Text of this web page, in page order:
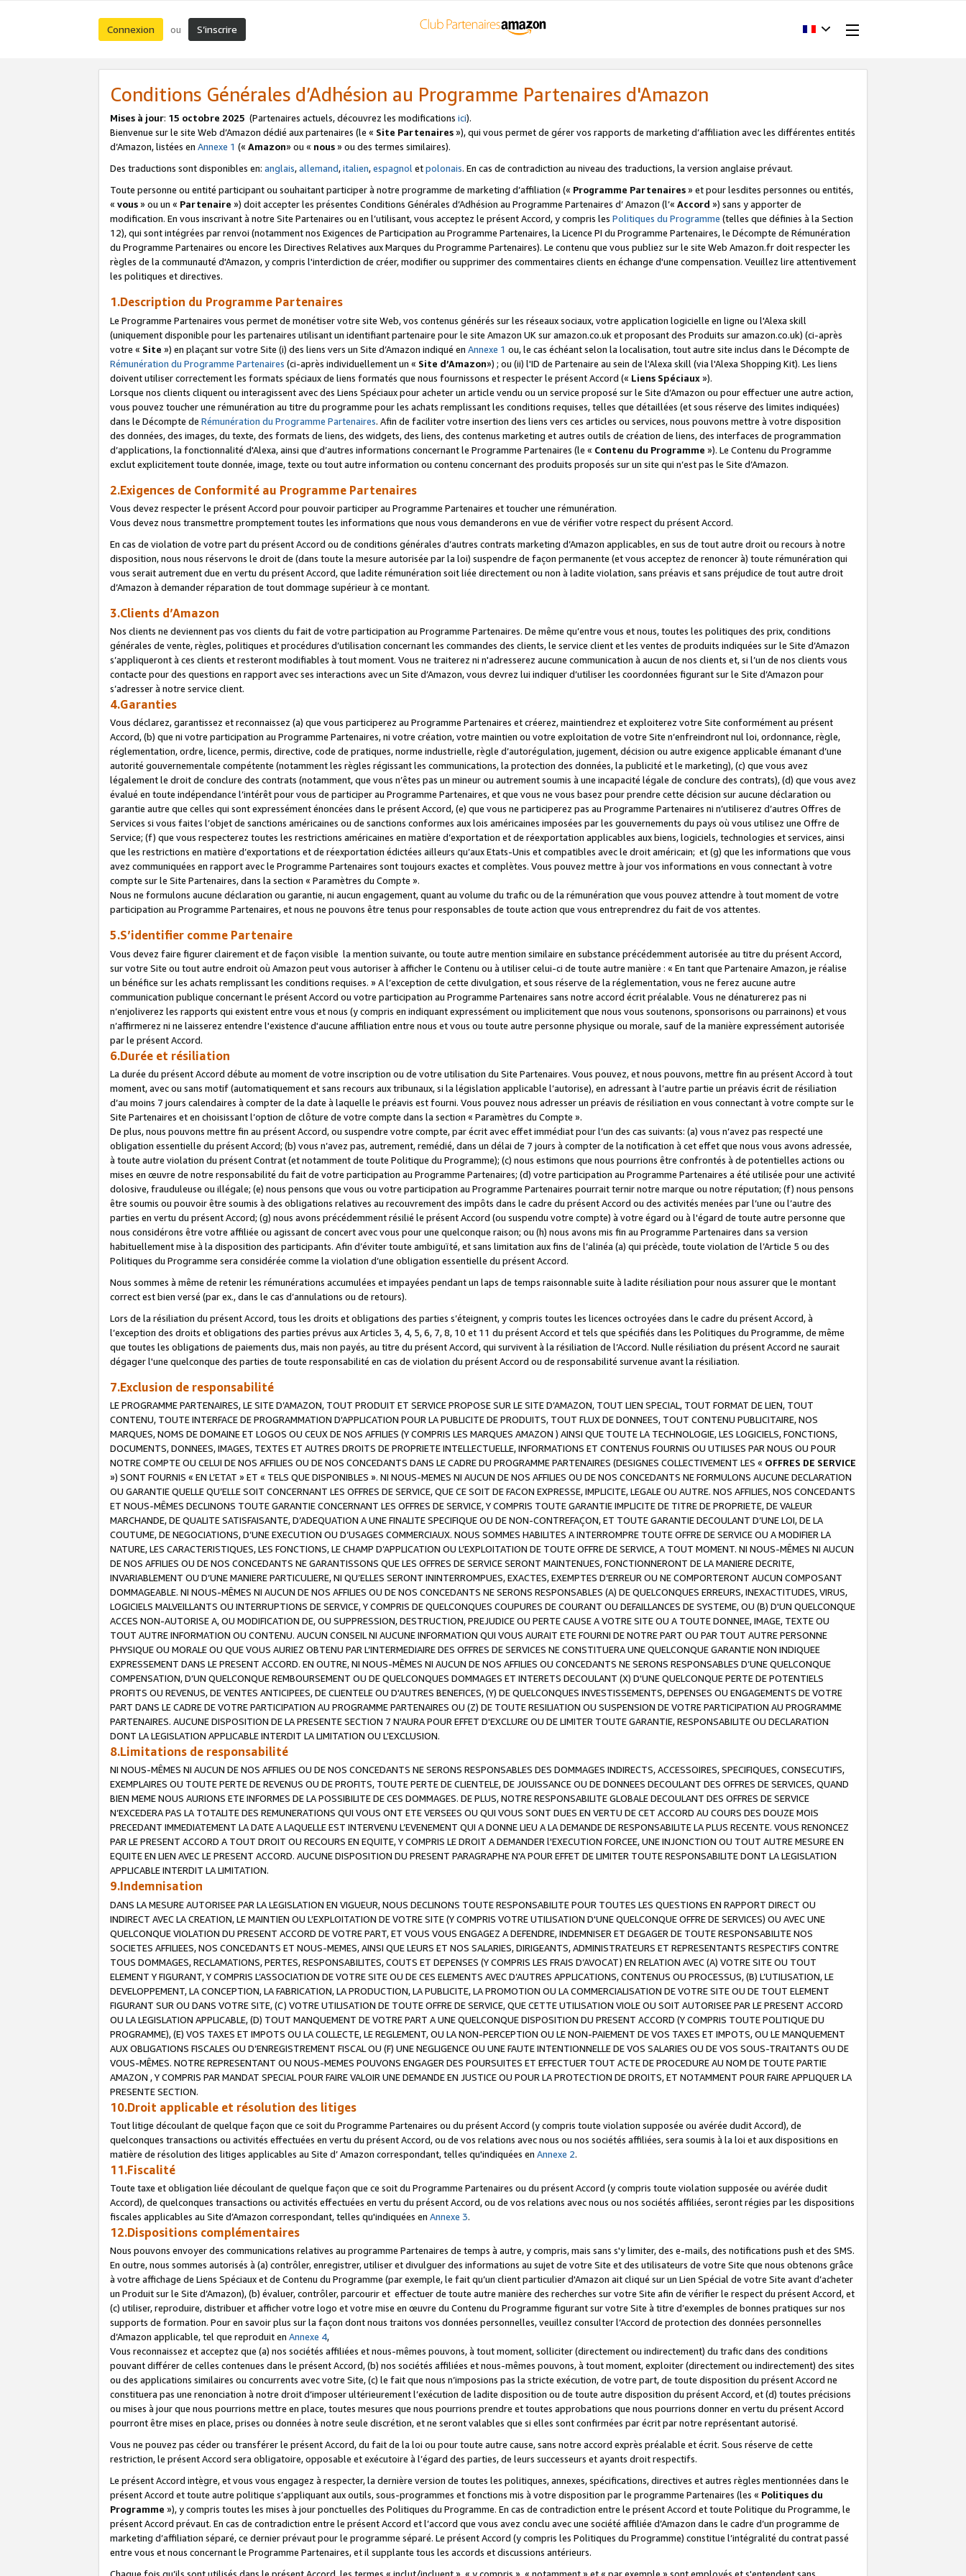
Connexion ou S’inscrire
Conditions Générales d’Adhésion au Programme Partenaires d'Amazon
Mises à jour: 15 octobre 2025 (Partenaires actuels, découvrez les modifications ici).
Bienvenue sur le site Web d’Amazon dédié aux partenaires (le « Site Partenaires»), qui vous permet de gérer vos rapports de marketing d’affiliation avec les différentes entités
d’Amazon, listées en Annexe 1 (« Amazon» ou « nous» ou des termes similaires).
Des traductions sont disponibles en: anglais,allemand,italien,espagnoletpolonais. En cas de contradiction au niveau des traductions, la version anglaise prévaut.
Toute personne ou entité participant ou souhaitant participer à notre programme de marketing d’affiliation (« Programme Partenaires» et pour lesdites personnes ou entités,
« vous» ou un « Partenaire ») doit accepter les présentes Conditions Générales d’Adhésion au Programme Partenaires d’ Amazon (l’« Accord ») sans y apporter de
modification. En vous inscrivant à notre Site Partenaires ou en l’utilisant, vous acceptez le présent Accord, y compris les Politiques du Programme (telles que définies à la Section
12), qui sont intégrées par renvoi (notamment nos Exigences de Participation au Programme Partenaires, la Licence PI du Programme Partenaires, le Décompte de Rémunération
du Programme Partenaires ou encore les Directives Relatives aux Marques du Programme Partenaires). Le contenu que vous publiez sur le site Web Amazon.fr doit respecter les
règles de la communauté d'Amazon, y compris l'interdiction de créer, modifier ou supprimer des commentaires clients en échange d'une compensation. Veuillez lire attentivement
les politiques et directives.
1.Description du Programme Partenaires
Le Programme Partenaires vous permet de monétiser votre site Web, vos contenus générés sur les réseaux sociaux, votre application logicielle en ligne ou l'Alexa skill
(uniquement disponible pour les partenaires utilisant un identifiant partenaire pour le site Amazon UK sur amazon.co.uk et proposant des Produits sur amazon.co.uk) (ci-après
votre « Site ») en plaçant sur votre Site (i) des liens vers un Site d’Amazon indiqué en Annexe 1 ou, le cas échéant selon la localisation, tout autre site inclus dans le Décompte de
Rémunération du Programme Partenaires (ci-après individuellement un « Site d’Amazon») ; ou (ii) l'ID de Partenaire au sein de l'Alexa skill (via l'Alexa Shopping Kit). Les liens
doivent utiliser correctement les formats spéciaux de liens formatés que nous fournissons et respecter le présent Accord (« Liens Spéciaux»).
Lorsque nos clients cliquent ou interagissent avec des Liens Spéciaux pour acheter un article vendu ou un service proposé sur le Site d’Amazon ou pour effectuer une autre action,
vous pouvez toucher une rémunération au titre du programme pour les achats remplissant les conditions requises, telles que détaillées (et sous réserve des limites indiquées)
dans le Décompte de Rémunération du Programme Partenaires. Afin de faciliter votre insertion des liens vers ces articles ou services, nous pouvons mettre à votre disposition
des données, des images, du texte, des formats de liens, des widgets, des liens, des contenus marketing et autres outils de création de liens, des interfaces de programmation
d’applications, la fonctionnalité d'Alexa, ainsi que d’autres informations concernant le Programme Partenaires (le « Contenu du Programme »). Le Contenu du Programme
exclut explicitement toute donnée, image, texte ou tout autre information ou contenu concernant des produits proposés sur un site qui n’est pas le Site d’Amazon.
2.Exigences de Conformité au Programme Partenaires
Vous devez respecter le présent Accord pour pouvoir participer au Programme Partenaires et toucher une rémunération.
Vous devez nous transmettre promptement toutes les informations que nous vous demanderons en vue de vérifier votre respect du présent Accord.
En cas de violation de votre part du présent Accord ou de conditions générales d’autres contrats marketing d’Amazon applicables, en sus de tout autre droit ou recours à notre
disposition, nous nous réservons le droit de (dans toute la mesure autorisée par la loi) suspendre de façon permanente (et vous acceptez de renoncer à) toute rémunération qui
vous serait autrement due en vertu du présent Accord, que ladite rémunération soit liée directement ou non à ladite violation, sans préavis et sans préjudice de tout autre droit
d’Amazon à demander réparation de tout dommage supérieur à ce montant.
3.Clients d’Amazon
Nos clients ne deviennent pas vos clients du fait de votre participation au Programme Partenaires. De même qu’entre vous et nous, toutes les politiques des prix, conditions
générales de vente, règles, politiques et procédures d’utilisation concernant les commandes des clients, le service client et les ventes de produits indiquées sur le Site d’Amazon
s’appliqueront à ces clients et resteront modifiables à tout moment. Vous ne traiterez ni n'adresserez aucune communication à aucun de nos clients et, si l’un de nos clients vous
contacte pour des questions en rapport avec ses interactions avec un Site d’Amazon, vous devrez lui indiquer d’utiliser les coordonnées figurant sur le Site d’Amazon pour
s’adresser à notre service client.
4.Garanties
Vous déclarez, garantissez et reconnaissez (a) que vous participerez au Programme Partenaires et créerez, maintiendrez et exploiterez votre Site conformément au présent
Accord, (b) que ni votre participation au Programme Partenaires, ni votre création, votre maintien ou votre exploitation de votre Site n’enfreindront nul loi, ordonnance, règle,
réglementation, ordre, licence, permis, directive, code de pratiques, norme industrielle, règle d’autorégulation, jugement, décision ou autre exigence applicable émanant d’une
autorité gouvernementale compétente (notamment les règles régissant les communications, la protection des données, la publicité et le marketing), (c) que vous avez
légalement le droit de conclure des contrats (notamment, que vous n’êtes pas un mineur ou autrement soumis à une incapacité légale de conclure des contrats), (d) que vous avez
évalué en toute indépendance l’intérêt pour vous de participer au Programme Partenaires, et que vous ne vous basez pour prendre cette décision sur aucune déclaration ou
garantie autre que celles qui sont expressément énoncées dans le présent Accord, (e) que vous ne participerez pas au Programme Partenaires ni n’utiliserez d’autres Offres de
Services si vous faites l’objet de sanctions américaines ou de sanctions conformes aux lois américaines imposées par les gouvernements du pays où vous utilisez une Offre de
Service; (f) que vous respecterez toutes les restrictions américaines en matière d’exportation et de réexportation applicables aux biens, logiciels, technologies et services, ainsi
que les restrictions en matière d’exportations et de réexportation édictées ailleurs qu’aux Etats-Unis et compatibles avec le droit américain; et (g) que les informations que vous
avez communiquées en rapport avec le Programme Partenaires sont toujours exactes et complètes. Vous pouvez mettre à jour vos informations en vous connectant à votre
compte sur le Site Partenaires, dans la section « Paramètres du Compte ».
Nous ne formulons aucune déclaration ou garantie, ni aucun engagement, quant au volume du trafic ou de la rémunération que vous pouvez attendre à tout moment de votre
participation au Programme Partenaires, et nous ne pouvons être tenus pour responsables de toute action que vous entreprendrez du fait de vos attentes.
5.S’identifier comme Partenaire
Vous devez faire figurer clairement et de façon visible la mention suivante, ou toute autre mention similaire en substance précédemment autorisée au titre du présent Accord,
sur votre Site ou tout autre endroit où Amazon peut vous autoriser à afficher le Contenu ou à utiliser celui-ci de toute autre manière : « En tant que Partenaire Amazon, je réalise
un bénéfice sur les achats remplissant les conditions requises. » A l’exception de cette divulgation, et sous réserve de la réglementation, vous ne ferez aucune autre
communication publique concernant le présent Accord ou votre participation au Programme Partenaires sans notre accord écrit préalable. Vous ne dénaturerez pas ni
n’enjoliverez les rapports qui existent entre vous et nous (y compris en indiquant expressément ou implicitement que nous vous soutenons, sponsorisons ou parrainons) et vous
n’affirmerez ni ne laisserez entendre l'existence d'aucune affiliation entre nous et vous ou toute autre personne physique ou morale, sauf de la manière expressément autorisée
par le présent Accord.
6.Durée et résiliation
La durée du présent Accord débute au moment de votre inscription ou de votre utilisation du Site Partenaires. Vous pouvez, et nous pouvons, mettre fin au présent Accord à tout
moment, avec ou sans motif (automatiquement et sans recours aux tribunaux, si la législation applicable l’autorise), en adressant à l’autre partie un préavis écrit de résiliation
d’au moins 7 jours calendaires à compter de la date à laquelle le préavis est fourni. Vous pouvez nous adresser un préavis de résiliation en vous connectant à votre compte sur le
Site Partenaires et en choisissant l’option de clôture de votre compte dans la section « Paramètres du Compte ».
De plus, nous pouvons mettre fin au présent Accord, ou suspendre votre compte, par écrit avec effet immédiat pour l’un des cas suivants: (a) vous n’avez pas respecté une
obligation essentielle du présent Accord; (b) vous n’avez pas, autrement, remédié, dans un délai de 7 jours à compter de la notification à cet effet que nous vous avons adressée,
à toute autre violation du présent Contrat (et notamment de toute Politique du Programme); (c) nous estimons que nous pourrions être confrontés à de potentielles actions ou
mises en œuvre de notre responsabilité du fait de votre participation au Programme Partenaires; (d) votre participation au Programme Partenaires a été utilisée pour une activité
dolosive, frauduleuse ou illégale; (e) nous pensons que vous ou votre participation au Programme Partenaires pourrait ternir notre marque ou notre réputation; (f) nous pensons
être soumis ou pouvoir être soumis à des obligations relatives au recouvrement des impôts dans le cadre du présent Accord ou des activités menées par l’une ou l’autre des
parties en vertu du présent Accord; (g) nous avons précédemment résilié le présent Accord (ou suspendu votre compte) à votre égard ou à l'égard de toute autre personne que
nous considérons être votre affiliée ou agissant de concert avec vous pour une quelconque raison; ou (h) nous avons mis fin au Programme Partenaires dans sa version
habituellement mise à la disposition des participants. Afin d’éviter toute ambiguïté, et sans limitation aux fins de l’alinéa (a) qui précède, toute violation de l’Article 5 ou des
Politiques du Programme sera considérée comme la violation d’une obligation essentielle du présent Accord.
Nous sommes à même de retenir les rémunérations accumulées et impayées pendant un laps de temps raisonnable suite à ladite résiliation pour nous assurer que le montant
correct est bien versé (par ex., dans le cas d’annulations ou de retours).
Lors de la résiliation du présent Accord, tous les droits et obligations des parties s’éteignent, y compris toutes les licences octroyées dans le cadre du présent Accord, à
l’exception des droits et obligations des parties prévus aux Articles 3, 4, 5, 6, 7, 8, 10 et 11 du présent Accord et tels que spécifiés dans les Politiques du Programme, de même
que toutes les obligations de paiements dus, mais non payés, au titre du présent Accord, qui survivent à la résiliation de l’Accord. Nulle résiliation du présent Accord ne saurait
dégager l'une quelconque des parties de toute responsabilité en cas de violation du présent Accord ou de responsabilité survenue avant la résiliation.
7.Exclusion de responsabilité
LE PROGRAMME PARTENAIRES, LE SITE D’AMAZON, TOUT PRODUIT ET SERVICE PROPOSE SUR LE SITE D’AMAZON, TOUT LIEN SPECIAL, TOUT FORMAT DE LIEN, TOUT
CONTENU, TOUTE INTERFACE DE PROGRAMMATION D'APPLICATION POUR LA PUBLICITE DE PRODUITS, TOUT FLUX DE DONNEES, TOUT CONTENU PUBLICITAIRE, NOS
MARQUES, NOMS DE DOMAINE ET LOGOS OU CEUX DE NOS AFFILIES (Y COMPRIS LES MARQUES AMAZON ) AINSI QUE TOUTE LA TECHNOLOGIE, LES LOGICIELS, FONCTIONS,
DOCUMENTS, DONNEES, IMAGES, TEXTES ET AUTRES DROITS DE PROPRIETE INTELLECTUELLE, INFORMATIONS ET CONTENUS FOURNIS OU UTILISES PAR NOUS OU POUR
NOTRE COMPTE OU CELUI DE NOS AFFILIES OU DE NOS CONCEDANTS DANS LE CADRE DU PROGRAMME PARTENAIRES (DESIGNES COLLECTIVEMENT LES « OFFRES DE SERVICE
») SONT FOURNIS « EN L’ETAT » ET « TELS QUE DISPONIBLES ». NI NOUS-MEMES NI AUCUN DE NOS AFFILIES OU DE NOS CONCEDANTS NE FORMULONS AUCUNE DECLARATION
OU GARANTIE QUELLE QU’ELLE SOIT CONCERNANT LES OFFRES DE SERVICE, QUE CE SOIT DE FACON EXPRESSE, IMPLICITE, LEGALE OU AUTRE. NOS AFFILIES, NOS CONCEDANTS
ET NOUS-MÊMES DECLINONS TOUTE GARANTIE CONCERNANT LES OFFRES DE SERVICE, Y COMPRIS TOUTE GARANTIE IMPLICITE DE TITRE DE PROPRIETE, DE VALEUR
MARCHANDE, DE QUALITE SATISFAISANTE, D’ADEQUATION A UNE FINALITE SPECIFIQUE OU DE NON-CONTREFAÇON, ET TOUTE GARANTIE DECOULANT D’UNE LOI, DE LA
COUTUME, DE NEGOCIATIONS, D’UNE EXECUTION OU D’USAGES COMMERCIAUX. NOUS SOMMES HABILITES A INTERROMPRE TOUTE OFFRE DE SERVICE OU A MODIFIER LA
NATURE, LES CARACTERISTIQUES, LES FONCTIONS, LE CHAMP D’APPLICATION OU L’EXPLOITATION DE TOUTE OFFRE DE SERVICE, A TOUT MOMENT. NI NOUS-MÊMES NI AUCUN
DE NOS AFFILIES OU DE NOS CONCEDANTS NE GARANTISSONS QUE LES OFFRES DE SERVICE SERONT MAINTENUES, FONCTIONNERONT DE LA MANIERE DECRITE,
INVARIABLEMENT OU D’UNE MANIERE PARTICULIERE, NI QU’ELLES SERONT ININTERROMPUES, EXACTES, EXEMPTES D’ERREUR OU NE COMPORTERONT AUCUN COMPOSANT
DOMMAGEABLE. NI NOUS-MÊMES NI AUCUN DE NOS AFFILIES OU DE NOS CONCEDANTS NE SERONS RESPONSABLES (A) DE QUELCONQUES ERREURS, INEXACTITUDES, VIRUS,
LOGICIELS MALVEILLANTS OU INTERRUPTIONS DE SERVICE, Y COMPRIS DE QUELCONQUES COUPURES DE COURANT OU DEFAILLANCES DE SYSTEME, OU (B) D'UN QUELCONQUE
ACCES NON-AUTORISE A, OU MODIFICATION DE, OU SUPPRESSION, DESTRUCTION, PREJUDICE OU PERTE CAUSE A VOTRE SITE OU A TOUTE DONNEE, IMAGE, TEXTE OU
TOUT AUTRE INFORMATION OU CONTENU. AUCUN CONSEIL NI AUCUNE INFORMATION QUI VOUS AURAIT ETE FOURNI DE NOTRE PART OU PAR TOUT AUTRE PERSONNE
PHYSIQUE OU MORALE OU QUE VOUS AURIEZ OBTENU PAR L’INTERMEDIAIRE DES OFFRES DE SERVICES NE CONSTITUERA UNE QUELCONQUE GARANTIE NON INDIQUEE
EXPRESSEMENT DANS LE PRESENT ACCORD. EN OUTRE, NI NOUS-MÊMES NI AUCUN DE NOS AFFILIES OU CONCEDANTS NE SERONS RESPONSABLES D’UNE QUELCONQUE
COMPENSATION, D’UN QUELCONQUE REMBOURSEMENT OU DE QUELCONQUES DOMMAGES ET INTERETS DECOULANT (X) D'UNE QUELCONQUE PERTE DE POTENTIELS
PROFITS OU REVENUS, DE VENTES ANTICIPEES, DE CLIENTELE OU D'AUTRES BENEFICES, (Y) DE QUELCONQUES INVESTISSEMENTS, DEPENSES OU ENGAGEMENTS DE VOTRE
PART DANS LE CADRE DE VOTRE PARTICIPATION AU PROGRAMME PARTENAIRES OU (Z) DE TOUTE RESILIATION OU SUSPENSION DE VOTRE PARTICIPATION AU PROGRAMME
PARTENAIRES. AUCUNE DISPOSITION DE LA PRESENTE SECTION 7 N'AURA POUR EFFET D'EXCLURE OU DE LIMITER TOUTE GARANTIE, RESPONSABILITE OU DECLARATION
DONT LA LEGISLATION APPLICABLE INTERDIT LA LIMITATION OU L’EXCLUSION.
8.Limitations de responsabilité
NI NOUS-MÊMES NI AUCUN DE NOS AFFILIES OU DE NOS CONCEDANTS NE SERONS RESPONSABLES DES DOMMAGES INDIRECTS, ACCESSOIRES, SPECIFIQUES, CONSECUTIFS,
EXEMPLAIRES OU TOUTE PERTE DE REVENUS OU DE PROFITS, TOUTE PERTE DE CLIENTELE, DE JOUISSANCE OU DE DONNEES DECOULANT DES OFFRES DE SERVICES, QUAND
BIEN MEME NOUS AURIONS ETE INFORMES DE LA POSSIBILITE DE CES DOMMAGES. DE PLUS, NOTRE RESPONSABILITE GLOBALE DECOULANT DES OFFRES DE SERVICE
N’EXCEDERA PAS LA TOTALITE DES REMUNERATIONS QUI VOUS ONT ETE VERSEES OU QUI VOUS SONT DUES EN VERTU DE CET ACCORD AU COURS DES DOUZE MOIS
PRECEDANT IMMEDIATEMENT LA DATE A LAQUELLE EST INTERVENU L’EVENEMENT QUI A DONNE LIEU A LA DEMANDE DE RESPONSABILITE LA PLUS RECENTE. VOUS RENONCEZ
PAR LE PRESENT ACCORD A TOUT DROIT OU RECOURS EN EQUITE, Y COMPRIS LE DROIT A DEMANDER l'EXECUTION FORCEE, UNE INJONCTION OU TOUT AUTRE MESURE EN
EQUITE EN LIEN AVEC LE PRESENT ACCORD. AUCUNE DISPOSITION DU PRESENT PARAGRAPHE N'A POUR EFFET DE LIMITER TOUTE RESPONSABILITE DONT LA LEGISLATION
APPLICABLE INTERDIT LA LIMITATION.
9.Indemnisation
DANS LA MESURE AUTORISEE PAR LA LEGISLATION EN VIGUEUR, NOUS DECLINONS TOUTE RESPONSABILITE POUR TOUTES LES QUESTIONS EN RAPPORT DIRECT OU
INDIRECT AVEC LA CREATION, LE MAINTIEN OU L’EXPLOITATION DE VOTRE SITE (Y COMPRIS VOTRE UTILISATION D'UNE QUELCONQUE OFFRE DE SERVICES) OU AVEC UNE
QUELCONQUE VIOLATION DU PRESENT ACCORD DE VOTRE PART, ET VOUS VOUS ENGAGEZ A DEFENDRE, INDEMNISER ET DEGAGER DE TOUTE RESPONSABILITE NOS
SOCIETES AFFILIEES, NOS CONCEDANTS ET NOUS-MEMES, AINSI QUE LEURS ET NOS SALARIES, DIRIGEANTS, ADMINISTRATEURS ET REPRESENTANTS RESPECTIFS CONTRE
TOUS DOMMAGES, RECLAMATIONS, PERTES, RESPONSABILITES, COUTS ET DEPENSES (Y COMPRIS LES FRAIS D’AVOCAT) EN RELATION AVEC (A) VOTRE SITE OU TOUT
ELEMENT Y FIGURANT, Y COMPRIS L’ASSOCIATION DE VOTRE SITE OU DE CES ELEMENTS AVEC D’AUTRES APPLICATIONS, CONTENUS OU PROCESSUS, (B) L’UTILISATION, LE
DEVELOPPEMENT, LA CONCEPTION, LA FABRICATION, LA PRODUCTION, LA PUBLICITE, LA PROMOTION OU LA COMMERCIALISATION DE VOTRE SITE OU DE TOUT ELEMENT
FIGURANT SUR OU DANS VOTRE SITE, (C) VOTRE UTILISATION DE TOUTE OFFRE DE SERVICE, QUE CETTE UTILISATION VIOLE OU SOIT AUTORISEE PAR LE PRESENT ACCORD
OU LA LEGISLATION APPLICABLE, (D) TOUT MANQUEMENT DE VOTRE PART A UNE QUELCONQUE DISPOSITION DU PRESENT ACCORD (Y COMPRIS TOUTE POLITIQUE DU
PROGRAMME), (E) VOS TAXES ET IMPOTS OU LA COLLECTE, LE REGLEMENT, OU LA NON-PERCEPTION OU LE NON-PAIEMENT DE VOS TAXES ET IMPOTS, OU LE MANQUEMENT
AUX OBLIGATIONS FISCALES OU D’ENREGISTREMENT FISCAL OU (F) UNE NEGLIGENCE OU UNE FAUTE INTENTIONNELLE DE VOS SALARIES OU DE VOS SOUS-TRAITANTS OU DE
VOUS-MÊMES. NOTRE REPRESENTANT OU NOUS-MEMES POUVONS ENGAGER DES POURSUITES ET EFFECTUER TOUT ACTE DE PROCEDURE AU NOM DE TOUTE PARTIE
AMAZON , Y COMPRIS PAR MANDAT SPECIAL POUR FAIRE VALOIR UNE DEMANDE EN JUSTICE OU POUR LA PROTECTION DE DROITS, ET NOTAMMENT POUR FAIRE APPLIQUER LA
PRESENTE SECTION.
10.Droit applicable et résolution des litiges
Tout litige découlant de quelque façon que ce soit du Programme Partenaires ou du présent Accord (y compris toute violation supposée ou avérée dudit Accord), de
quelconques transactions ou activités effectuées en vertu du présent Accord, ou de vos relations avec nous ou nos sociétés affiliées, sera soumis à la loi et aux dispositions en
matière de résolution des litiges applicables au Site d’ Amazon correspondant, telles qu'indiquées en Annexe 2.
11.Fiscalité
Toute taxe et obligation liée découlant de quelque façon que ce soit du Programme Partenaires ou du présent Accord (y compris toute violation supposée ou avérée dudit
Accord), de quelconques transactions ou activités effectuées en vertu du présent Accord, ou de vos relations avec nous ou nos sociétés affiliées, seront régies par les dispositions
fiscales applicables au Site d’Amazon correspondant, telles qu'indiquées en Annexe 3.
12.Dispositions complémentaires
Nous pouvons envoyer des communications relatives au programme Partenaires de temps à autre, y compris, mais sans s'y limiter, des e-mails, des notifications push et des SMS.
En outre, nous sommes autorisés à (a) contrôler, enregistrer, utiliser et divulguer des informations au sujet de votre Site et des utilisateurs de votre Site que nous obtenons grâce
à votre affichage de Liens Spéciaux et de Contenu du Programme (par exemple, le fait qu’un client particulier d'Amazon ait cliqué sur un Lien Spécial de votre Site avant d’acheter
un Produit sur le Site d’Amazon), (b) évaluer, contrôler, parcourir et effectuer de toute autre manière des recherches sur votre Site afin de vérifier le respect du présent Accord, et
(c) utiliser, reproduire, distribuer et afficher votre logo et votre mise en œuvre du Contenu du Programme figurant sur votre Site à titre d’exemples de bonnes pratiques sur nos
supports de formation. Pour en savoir plus sur la façon dont nous traitons vos données personnelles, veuillez consulter l’Accord de protection des données personnelles
d’Amazon applicable, tel que reproduit en Annexe 4,
Vous reconnaissez et acceptez que (a) nos sociétés affiliées et nous-mêmes pouvons, à tout moment, solliciter (directement ou indirectement) du trafic dans des conditions
pouvant différer de celles contenues dans le présent Accord, (b) nos sociétés affiliées et nous-mêmes pouvons, à tout moment, exploiter (directement ou indirectement) des sites
ou des applications similaires ou concurrents avec votre Site, (c) le fait que nous n’imposions pas la stricte exécution, de votre part, de toute disposition du présent Accord ne
constituera pas une renonciation à notre droit d’imposer ultérieurement l’exécution de ladite disposition ou de toute autre disposition du présent Accord, et (d) toutes précisions
ou mises à jour que nous pourrions mettre en place, toutes mesures que nous pourrions prendre et toutes approbations que nous pourrions donner en vertu du présent Accord
pourront être mises en place, prises ou données à notre seule discrétion, et ne seront valables que si elles sont confirmées par écrit par notre représentant autorisé.
Vous ne pouvez pas céder ou transférer le présent Accord, du fait de la loi ou pour toute autre cause, sans notre accord exprès préalable et écrit. Sous réserve de cette
restriction, le présent Accord sera obligatoire, opposable et exécutoire à l’égard des parties, de leurs successeurs et ayants droit respectifs.
Le présent Accord intègre, et vous vous engagez à respecter, la dernière version de toutes les politiques, annexes, spécifications, directives et autres règles mentionnées dans le
présent Accord et toute autre politique s’appliquant aux outils, sous-programmes et fonctions mis à votre disposition par le programme Partenaires (les « Politiques du
Programme »), y compris toutes les mises à jour ponctuelles des Politiques du Programme. En cas de contradiction entre le présent Accord et toute Politique du Programme, le
présent Accord prévaut. En cas de contradiction entre le présent Accord et l’accord que vous avez conclu avec une société affiliée d’Amazon dans le cadre d’un programme de
marketing d’affiliation séparé, ce dernier prévaut pour le programme séparé. Le présent Accord (y compris les Politiques du Programme) constitue l’intégralité du contrat passé
entre vous et nous concernant le Programme Partenaires, et il supplante tous les accords et discussions antérieurs.